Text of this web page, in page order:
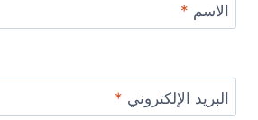
الاسم *
البريد الإلكتروني *